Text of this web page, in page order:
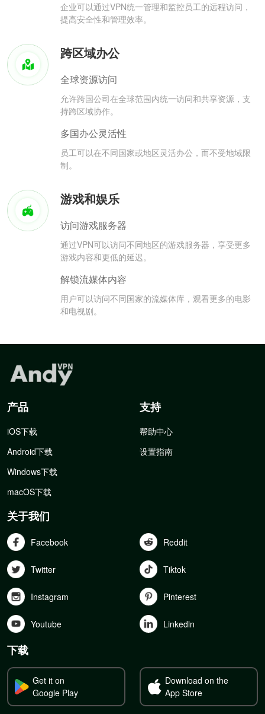
企业可以通过VPN统一管理和监控员工的远程访问，
提高安全性和管理效率。
跨区域办公
全球资源访问
允许跨国公司在全球范围内统一访问和共享资源，支
持跨区域协作。
多国办公灵活性
员工可以在不同国家或地区灵活办公，而不受地域限
制。
游戏和娱乐
访问游戏服务器
通过VPN可以访问不同地区的游戏服务器，享受更多
游戏内容和更低的延迟。
解锁流媒体内容
用户可以访问不同国家的流媒体库，观看更多的电影
和电视剧。
产品
iOS下载
Android下载
Windows下载
macOS下载
支持
帮助中心
设置指南
关于我们
Facebook Reddit
Twitter Tiktok
Instagram Pinterest
Youtube Linkedln
下载
Get it on
Google Play
Download on the
App Store